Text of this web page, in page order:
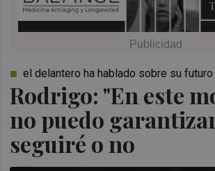
Rodrigo: "En este
no puedo
seguiré o no
el delantero ha hablado sobre su